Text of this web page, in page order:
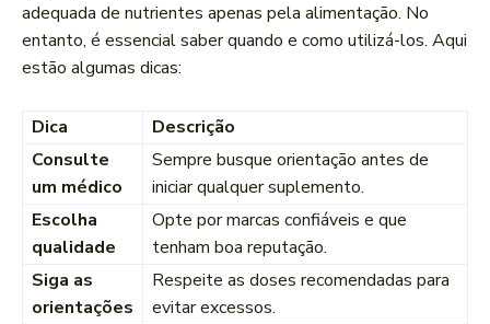
adequada de nutrientes apenas pela alimentação. No
entanto, é essencial saber quando e como utilizá-los. Aqui
estão algumas dicas:
Dica
Descrição
Consulte
um médico
Sempre busque orientação antes de
iniciar qualquer suplemento.
Escolha
qualidade
Opte por marcas confiáveis e que
tenham boa reputação.
Siga as
orientações
Respeite as doses recomendadas para
evitar excessos.